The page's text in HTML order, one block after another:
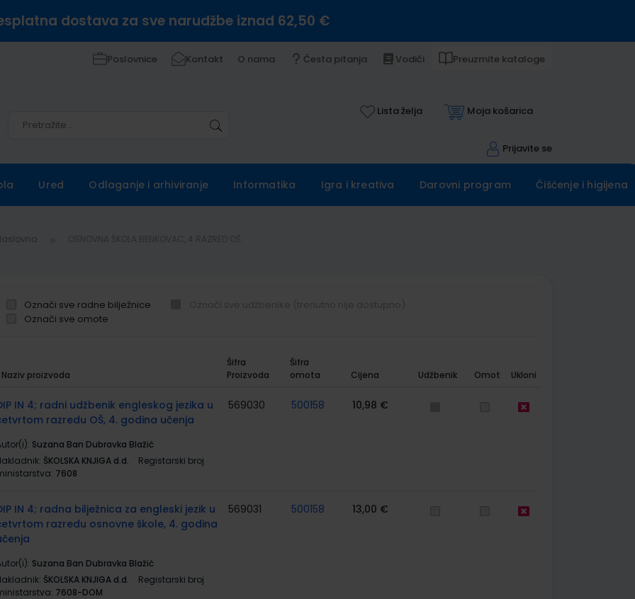
dostava za sve narudžbe iznad 62,50 €
Poslovnice Kontakt O nama Česta pitanja Vodiči Preuzmite kataloge
Lista želja Moja košarica
Prijavite se
Ured Odlaganje i arhiviranje Informatika Igra i kreativa Darovni program Čišćenje i higijena
Označi sve radne bilježnice
Označi sve omote
Naziv proizvoda
Šifra
Proizvoda
Šifra
omota
Cijena Udžbenik Omot Ukloni
IN 4; radni udžbenik engleskog jezika u
razredu OŠ, 4. godina učenja
Suzana Ban Dubravka Blažić
ŠKOLSKA KNJIGA d.d.
Registarski broj
7608
569030 500158 10,98 €
IN 4; radna bilježnica za engleski jezik u
razredu osnovne škole, 4. godina
Suzana Ban Dubravka Blažić
ŠKOLSKA KNJIGA d.d.
Registarski broj
7608-DOM
569031 500158 13,00 €